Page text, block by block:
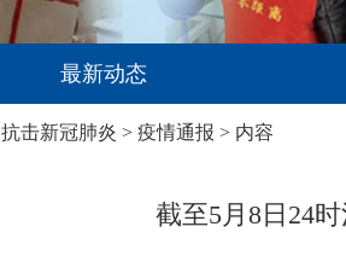
最新动态
抗击新冠肺炎 > 疫情通报 > 内容
截至5月8日24